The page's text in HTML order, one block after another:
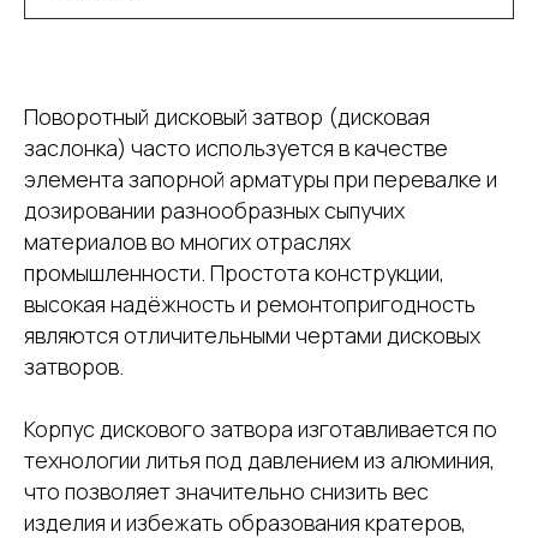
Поворотный дисковый затвор (дисковая
заслонка) часто используется в качестве
элемента запорной арматуры при перевалке и
дозировании разнообразных сыпучих
материалов во многих отраслях
промышленности. Простота конструкции,
высокая надёжность и ремонтопригодность
являются отличительными чертами дисковых
затворов.
Корпус дискового затвора изготавливается по
технологии литья под давлением из алюминия,
что позволяет значительно снизить вес
изделия и избежать образования кратеров,